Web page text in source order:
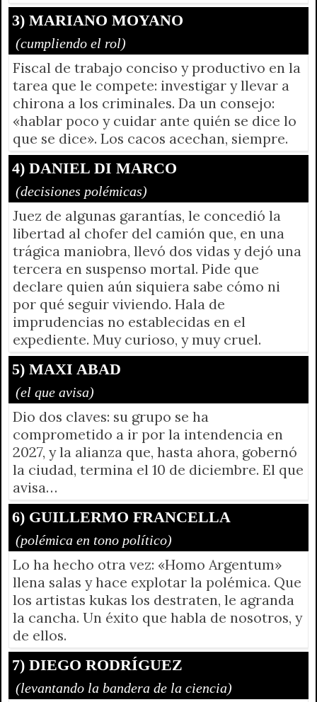
3) MARIANO MOYANO
(cumpliendo el rol)
Fiscal de trabajo conciso y productivo en la
tarea que le compete: investigar y llevar a
chirona a los criminales. Da un consejo:
«hablar poco y cuidar ante quién se dice lo
que se dice». Los cacos acechan, siempre.
4) DANIEL DI MARCO
(decisiones polémicas)
Juez de algunas garantías, le concedió la
libertad al chofer del camión que, en una
trágica maniobra, llevó dos vidas y dejó una
tercera en suspenso mortal. Pide que
declare quien aún siquiera sabe cómo ni
por qué seguir viviendo. Hala de
imprudencias no establecidas en el
expediente. Muy curioso, y muy cruel.
5) MAXI ABAD
(el que avisa)
Dio dos claves: su grupo se ha
comprometido a ir por la intendencia en
2027, y la alianza que, hasta ahora, gobernó
la ciudad, termina el 10 de diciembre. El que
avisa…
6) GUILLERMO FRANCELLA
(polémica en tono político)
Lo ha hecho otra vez: «Homo Argentum»
llena salas y hace explotar la polémica. Que
los artistas kukas los destraten, le agranda
la cancha. Un éxito que habla de nosotros, y
de ellos.
7) DIEGO RODRÍGUEZ
(levantando la bandera de la ciencia)